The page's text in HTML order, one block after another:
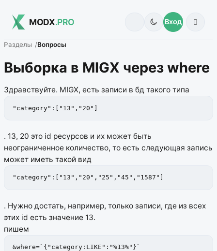
MODX.PRO Вход
Разделы Вопросы
Выборка в MIGX через where
Здравствуйте. MIGX, есть записи в бд такого типа
"category":["13","20"]
. 13, 20 это id ресурсов и их может быть
неограниченное количество, то есть следующая запись
может иметь такой вид
"category":["13","20","25","45","1587"]
. Нужно достать, например, только записи, где из всех
этих id есть значение 13.
пишем
&where=`{"category:LIKE":"%13%"}`